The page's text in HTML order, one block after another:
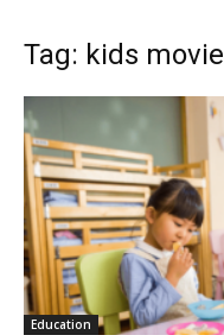
Tag: kids movie
Education